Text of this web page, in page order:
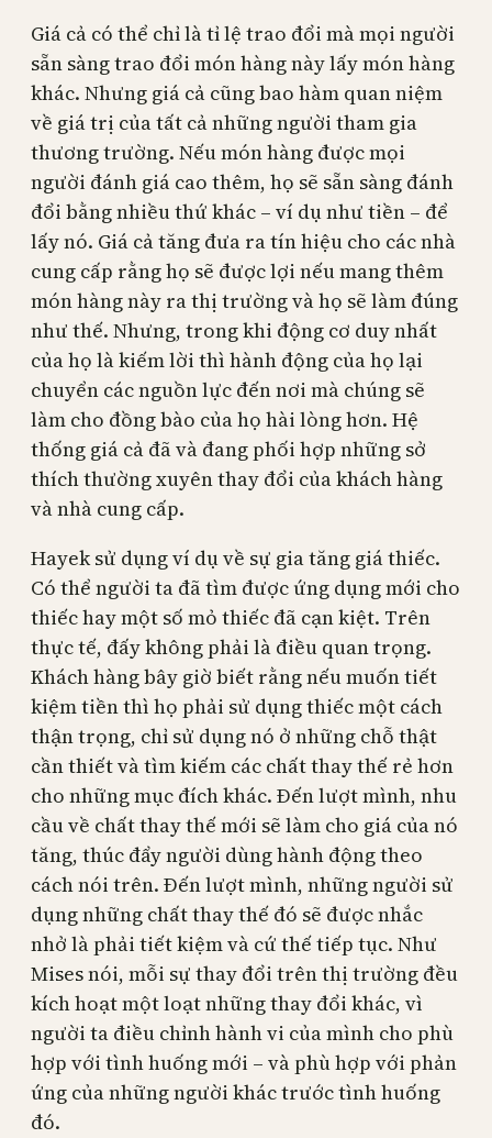
Giá cả có thể chỉ là tỉ lệ trao đổi mà mọi người
sẵn sàng trao đổi món hàng này lấy món hàng
khác. Nhưng giá cả cũng bao hàm quan niệm
về giá trị của tất cả những người tham gia
thương trường. Nếu món hàng được mọi
người đánh giá cao thêm, họ sẽ sẵn sàng đánh
đổi bằng nhiều thứ khác – ví dụ như tiền – để
lấy nó. Giá cả tăng đưa ra tín hiệu cho các nhà
cung cấp rằng họ sẽ được lợi nếu mang thêm
món hàng này ra thị trường và họ sẽ làm đúng
như thế. Nhưng, trong khi động cơ duy nhất
của họ là kiếm lời thì hành động của họ lại
chuyển các nguồn lực đến nơi mà chúng sẽ
làm cho đồng bào của họ hài lòng hơn. Hệ
thống giá cả đã và đang phối hợp những sở
thích thường xuyên thay đổi của khách hàng
và nhà cung cấp.
Hayek sử dụng ví dụ về sự gia tăng giá thiếc.
Có thể người ta đã tìm được ứng dụng mới cho
thiếc hay một số mỏ thiếc đã cạn kiệt. Trên
thực tế, đấy không phải là điều quan trọng.
Khách hàng bây giờ biết rằng nếu muốn tiết
kiệm tiền thì họ phải sử dụng thiếc một cách
thận trọng, chỉ sử dụng nó ở những chỗ thật
cần thiết và tìm kiếm các chất thay thế rẻ hơn
cho những mục đích khác. Đến lượt mình, nhu
cầu về chất thay thế mới sẽ làm cho giá của nó
tăng, thúc đẩy người dùng hành động theo
cách nói trên. Đến lượt mình, những người sử
dụng những chất thay thế đó sẽ được nhắc
nhở là phải tiết kiệm và cứ thế tiếp tục. Như
Mises nói, mỗi sự thay đổi trên thị trường đều
kích hoạt một loạt những thay đổi khác, vì
người ta điều chỉnh hành vi của mình cho phù
hợp với tình huống mới – và phù hợp với phản
ứng của những người khác trước tình huống
đó.